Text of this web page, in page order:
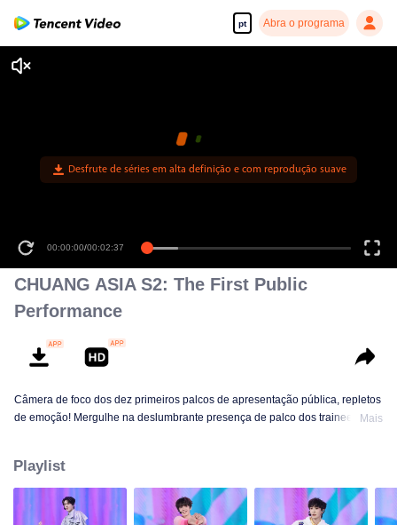
pt Abra o programa
Desfrute de séries em alta definição e com reprodução suave
00:00:00/00:02:37
CHUANG ASIA S2: The First Public
Performance
Câmera de foco dos dez primeiros palcos de apresentação pública, repletos
de emoção! Mergulhe na deslumbrante presença de palco dos trainees! OK,
Mais
Playlist